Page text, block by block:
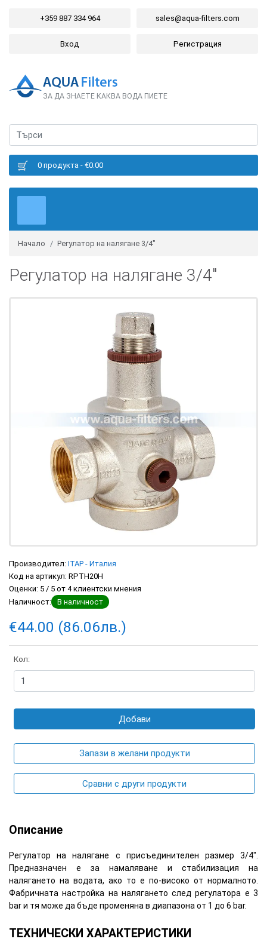
+359 887 334 964 sales@aqua-filters.com
Вход Регистрация
ЗА ДА ЗНАЕТЕ КАКВА ВОДА ПИЕТЕ
0 продукта - €0.00
Начало Регулатор на налягане 3/4"
Регулатор на налягане 3/4"
Производител: ITAP - Италия
Код на артикул: RPTH20H
Оценки: 5 / 5 от 4клиентски мнения
Наличност:
В наличност
€44.00 (86.06лв.)
Кол:
Добави
Запази в желани продукти
Сравни с други продукти
Описание
Регулатор на налягане с присъединителен размер 3/4".
Предназначен е за намаляване и стабилизация на
налягането на водата, ако то е по-високо от нормалното.
Фабричната настройка на налягането след регулатора е 3
bar и тя може да бъде променяна в диапазона от 1 до 6 bar.
ТЕХНИЧЕСКИ ХАРАКТЕРИСТИКИ